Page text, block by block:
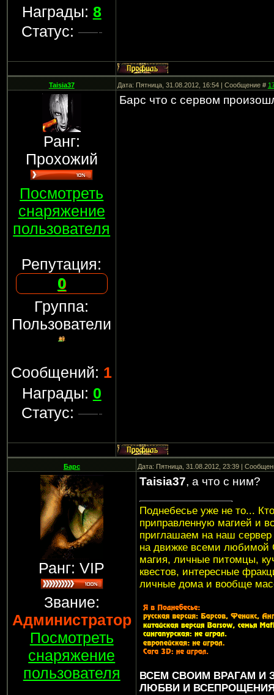
Награды: 8
Статус:
Taisia37 Дата: Пятница, 31.08.2012, 16:54 | Сообщение #
Ранг:
Прохожий
Посмотреть
снаряжение
пользователя
Репутация:
0
Группа:
Пользователи
Сообщений: 1
Награды: 0
Статус:
Барс что с сервом
Барс Дата: Пятница, 31.08.2012, 23:39 |
Ранг: VIP
Звание:
Администратор
Посмотреть
снаряжение
пользователя
Taisia37, а что с ним?
Поднебесье уже не то...
приправленную магией и
приглашаем на наш сервер
на движке всеми любимой
магия, личные питомцы,
квестов, интересные
личные дома и вообще
ВСЕМ СВОИМ ВРАГАМ
ЛЮБВИ И